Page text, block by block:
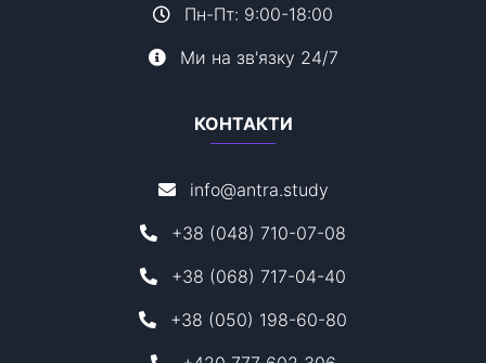
Пн-Пт: 9:00-18:00
Ми на зв'язку 24/7
КОНТАКТИ
info@antra.study
+38 (048) 710-07-08
+38 (068) 717-04-40
+38 (050) 198-60-80